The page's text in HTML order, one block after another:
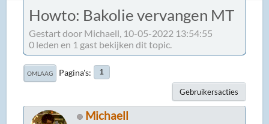
Howto: Bakolie vervangen MT
Gestart door Michaell, 10-05-2022 13:54:55
0 leden en 1 gast bekijken dit topic.
OMLAAG Pagina's 1
Gebruikersacties
Michaell